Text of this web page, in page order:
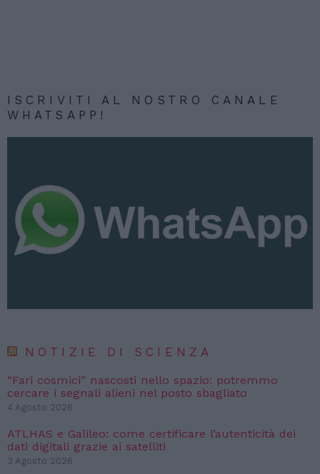
ISCRIVITI AL NOSTRO CANALE
WHATSAPP!
NOTIZIE DI SCIENZA
“Fari cosmici” nascosti nello spazio: potremmo
cercare i segnali alieni nel posto sbagliato
4 Agosto 2026
ATLHAS e Galileo: come certificare l’autenticità dei
dati digitali grazie ai satelliti
3 Agosto 2026